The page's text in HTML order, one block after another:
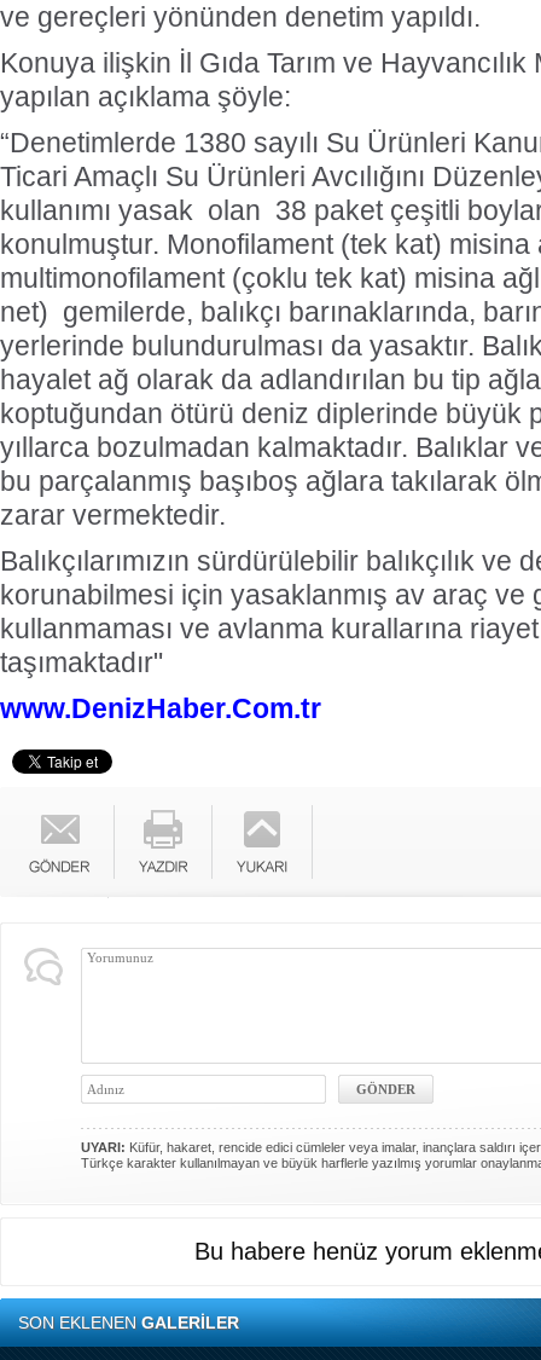
ve gereçleri yönünden denetim yapıldı.
Konuya ilişkin İl Gıda Tarım ve
yapılan açıklama şöyle:
“Denetimlerde 1380 sayılı Su Ürünleri
Ticari Amaçlı Su Ürünleri Avcılığını
kullanımı yasak olan 38 paket çeşitli
konulmuştur. Monofilament (tek kat) misina
multimonofilament (çoklu tek kat) misina
net) gemilerde, balıkçı barınaklarında,
yerlerinde bulundurulması da yasaktır.
hayalet ağ olarak da adlandırılan bu tip
koptuğundan ötürü deniz diplerinde büyük
yıllarca bozulmadan kalmaktadır. Balıklar
bu parçalanmış başıboş ağlara takılarak
zarar vermektedir.
Balıkçılarımızın sürdürülebilir balıkçılık
korunabilmesi için yasaklanmış av araç ve
kullanmaması ve avlanma kurallarına
taşımaktadır"
www.DenizHaber.Com.tr
UYARI: Küfür, hakaret, rencide edici cümleler veya imalar, inançlara saldırı
Türkçe karakter kullanılmayan ve büyük harflerle yazılmış yorumlar
Bu habere henüz yorum
SON EKLENENGALERİLER